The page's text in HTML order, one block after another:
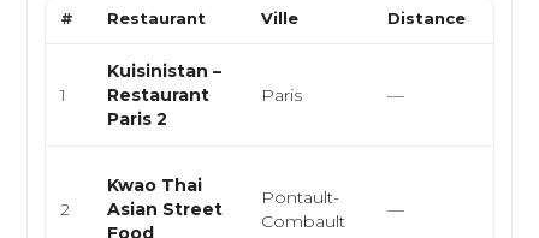
# Restaurant Ville Distance
1
Kuisinistan –
Restaurant
Paris 2
Paris —
2
Kwao Thai
Asian Street
Food
Pontault-
Combault
—